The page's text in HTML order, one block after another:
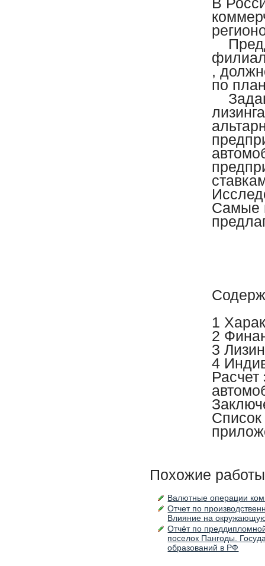
,
по
Самые
1
2
3
4
Похожие
Валютные операции
Отчет по
Влияние на
Отчёт по
поселок Пангоды.
образований в РФ